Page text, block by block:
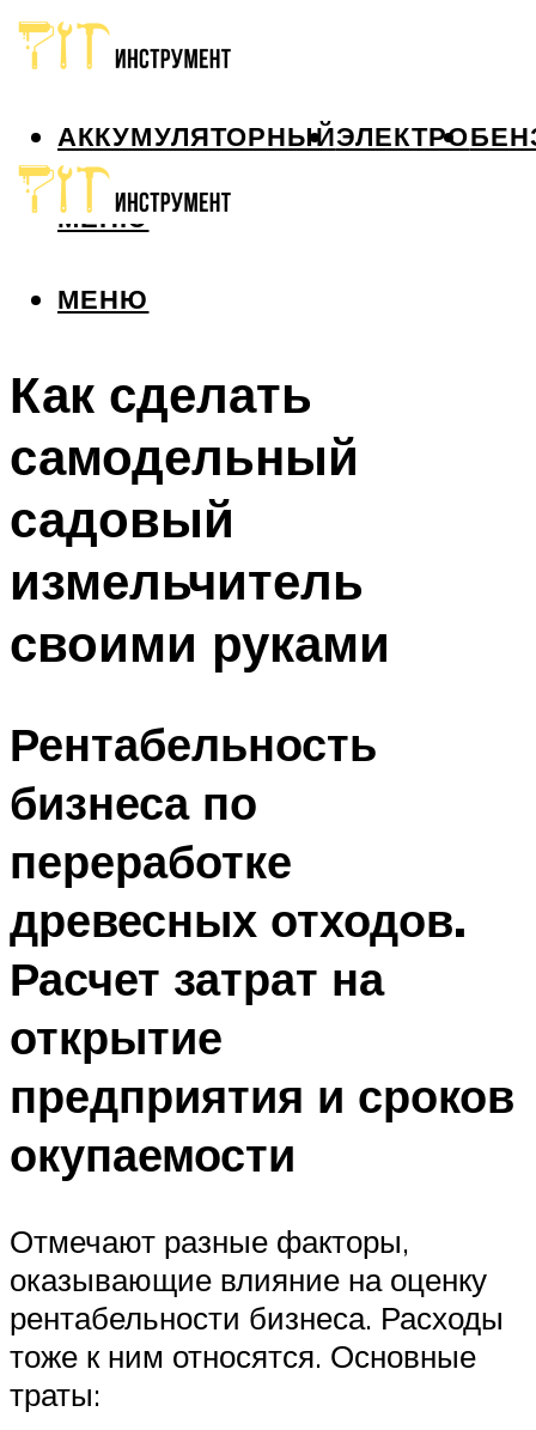
АККУМУЛЯТОРНЫЙЭЛЕКТРО
МЕНЮ
МЕНЮ
Как сделать
самодельный
садовый
измельчитель
своими руками
Рентабельность
бизнеса по
переработке
древесных отходов.
Расчет затрат на
открытие
предприятия и сроков
окупаемости
Отмечают разные факторы,
оказывающие влияние на оценку
рентабельности бизнеса. Расходы
тоже к ним относятся. Основные
траты: